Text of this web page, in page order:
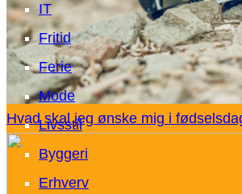
Hvad skal jeg ønske mig i
IT
Fritid
Ferie
Mode
Livsstil
Byggeri
Erhverv